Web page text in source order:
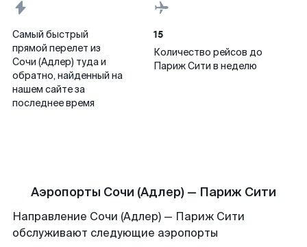
Самый быстрый
прямой перелет из
Сочи (Адлер) туда и
обратно, найденный на
нашем сайте за
последнее время
15
Количество рейсов до
Париж Сити в неделю
Аэропорты Сочи (Адлер) — Париж Сити
Направление Сочи (Адлер) — Париж Сити
обслуживают следующие аэропорты